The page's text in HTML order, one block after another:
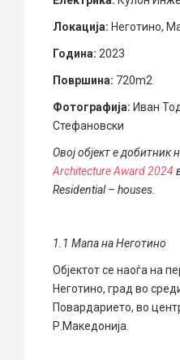
Локација: Неготино,
Година: 2023
Површина: 720m2
Фотографија: Иван
Стефановски
Овој објект е добитник
Architecture Award 2024
Residential – houses.
1.1 Мапа на Неготино
Објектот се наоѓа на
Неготино, град во
Повардарието, во
Р.Македонија.